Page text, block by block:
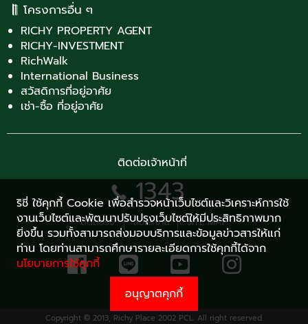
ริชี่ ใช้คุกกี้ Cookie เพื่อสำรวจหน้าเว็บไซต์และวิเคราะห์การใช้
งานเว็บไซต์และพัฒนาปรับปรุงเว็บไซต์ให้มีประสิทธิภาพมาก
ยิ่งขึ้น รวมทั้งสามารถส่งมอบบริการและข้อมูลข่าวสารให้แก่
ท่าน โดยท่านสามารถศึกษารายละเอียดการใช้คุกกี้ได้จาก
นโยบายการใช้คุกกี้
อนุญาตคุกกี้
โครงการอื่น ๆ
RICHY PROPERTY AGENT
RICHY-INVESTMENT
RichWalk
International Business
สวัสดิการที่อยู่อาศัย
เช่า-ซื้อ ที่อยู่อาศัย
ติดต่อเจ้าหน้าที่
1343
ติดต่อริชี่ สมัครงาน SITE MAP
Copyright © 2013, Richy Place 2002 PCL. All right reserved.